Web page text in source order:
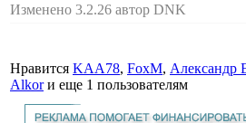
Изменено 3.2.26 автор DNK
Нравится KAA78, FoxM, Александр
Alkorи еще 1 пользователям